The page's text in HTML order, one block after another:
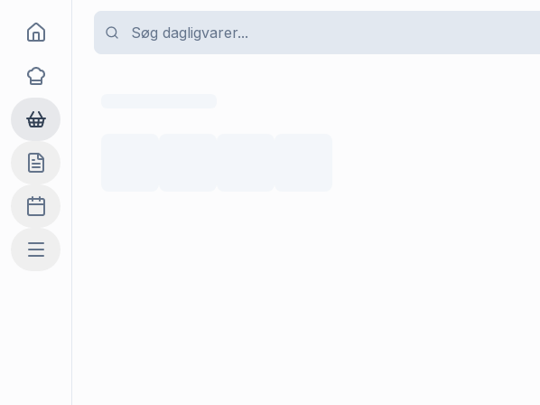
Goma
Opskrifter
Dagligvarer
Indkøbslisten
Madplan
Mere